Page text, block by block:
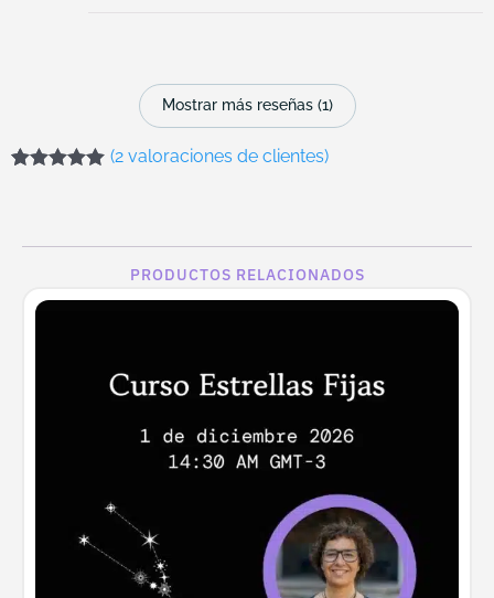
Mostrar más reseñas (1)
(2 valoraciones de clientes)
PRODUCTOS RELACIONADOS